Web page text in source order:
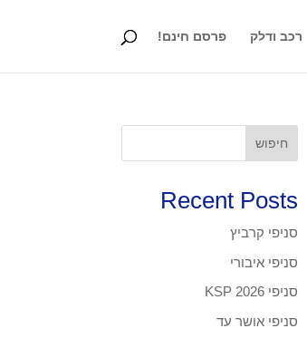
רכב ודלק פרסם חינם!
חיפוש
Recent Posts
סניפי קרביץ
סניפי איבורי
סניפי KSP 2026
סניפי אושר עד